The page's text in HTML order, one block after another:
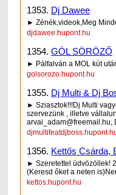
1353. Dj Dawee
► Zénék,videok,Meg
djdawee.hupont.hu
1354. GÓL SÖRÖZŐ
► Pálfalván a MOL kút
golsorozo.hupont.hu
1355. Dj Multi & Dj
► Sziasztok!!!Dj Multi
szervezünk , illetve
arvai_adam@freemail.hu,
1356. Kettős Csárda,
► Szeretettel üdvözöllek!
(Keresd őket a neten
kettos.hupont.hu